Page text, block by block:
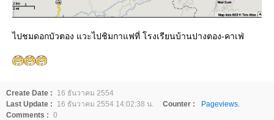
ไปชมดอกบัวตอง แวะไปชิมกาแฟที่ โรงเรียนบ้านปางตอง-คาเฟ่
Create Date :
16 ธันวาคม 2554
Last Update :
16 ธันวาคม 2554 14:02:38 น. Counter :
Pageviews.
Comments : 0